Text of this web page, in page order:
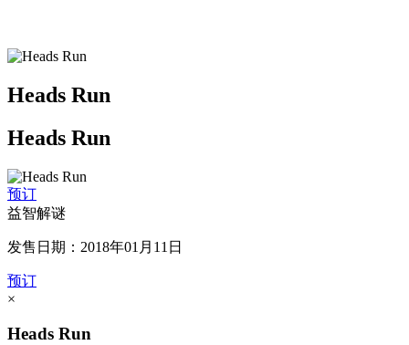
Heads Run
Heads Run
预订
益智解谜
发售日期：2018年01月11日
预订
×
Heads Run